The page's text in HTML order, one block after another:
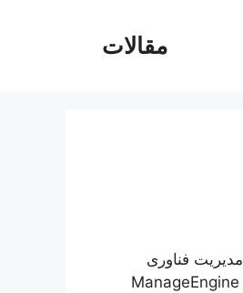
مقالات
فناوری
اطلاعات شما از امنیت شرکت گرفته تا دسترسی بالا و رضایت کاربران ارائه می‌دهد. ManageEngine